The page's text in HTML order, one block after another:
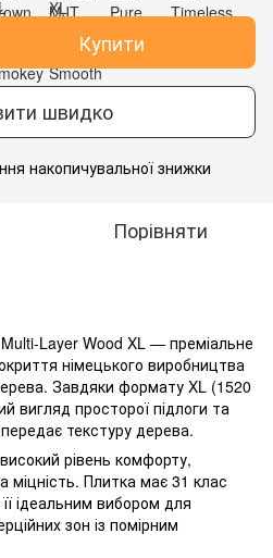
Купити
швидко
накопичувальної знижки
Порівняти
Layer Wood XL — преміальне
німецького виробництва
Завдяки формату XL (1520
вигляд просторої підлоги та
текстуру дерева.
рівень комфорту,
міцність. Плитка має 31 клас
ідеальним вибором для
зон із помірним